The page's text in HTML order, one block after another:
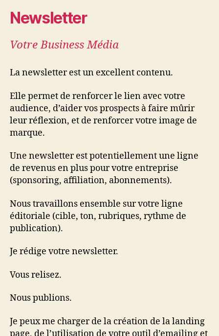
Newsletter
Votre Business Média
La newsletter est un excellent contenu.
Elle permet de renforcer le lien avec votre
audience, d’aider vos prospects à faire mûrir
leur réflexion, et de renforcer votre image de
marque.
Une newsletter est potentiellement une ligne
de revenus en plus pour votre entreprise
(sponsoring, affiliation, abonnements).
Nous travaillons ensemble sur votre ligne
éditoriale (cible, ton, rubriques, rythme de
publication).
Je rédige votre newsletter.
Vous relisez.
Nous publions.
Je peux me charger de la création de la landing
page, de l’utilisation de votre outil d’emailing et